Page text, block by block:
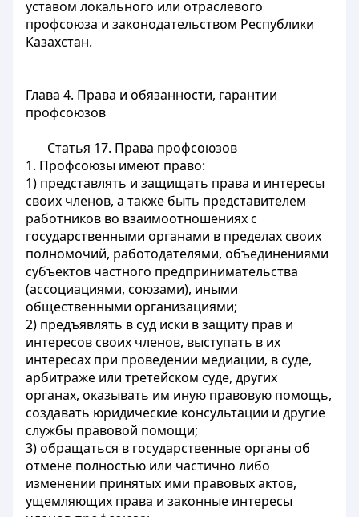
уставом локального или отраслевого
профсоюза и законодательством Республики
Казахстан.
Глава 4. Права и обязанности, гарантии
профсоюзов
Статья 17. Права профсоюзов
1. Профсоюзы имеют право:
1) представлять и защищать права и интересы
своих членов, а также быть представителем
работников во взаимоотношениях с
государственными органами в пределах своих
полномочий, работодателями, объединениями
субъектов частного предпринимательства
(ассоциациями, союзами), иными
общественными организациями;
2) предъявлять в суд иски в защиту прав и
интересов своих членов, выступать в их
интересах при проведении медиации, в суде,
арбитраже или третейском суде, других
органах, оказывать им иную правовую помощь,
создавать юридические консультации и другие
службы правовой помощи;
3) обращаться в государственные органы об
отмене полностью или частично либо
изменении принятых ими правовых актов,
ущемляющих права и законные интересы